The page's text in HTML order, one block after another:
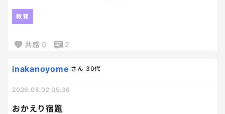
模試の解き直ししてるのはえらいよ！
って嬉しいよ！？
でもね、時間見て？
パワプロやってる場合ちゃうかったよね？
教育
共感 0 2
おかえり宿題
inakanoyome さん 30代
2026.08.02 05:36